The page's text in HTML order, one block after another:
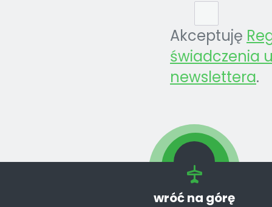
Akceptuję
świadczenia
newslettera.
wróć na górę